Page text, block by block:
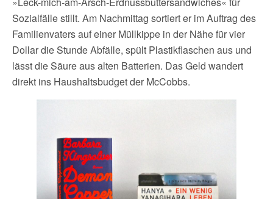
Sozialfälle stillt. Am Nachmittag sortiert er im Auftrag des
Familienvaters auf einer Müllkippe in der Nähe für vier
Dollar die Stunde Abfälle, spült Plastikflaschen aus und
lässt die Säure aus alten Batterien. Das Geld wandert
direkt ins Haushaltsbudget der McCobbs.